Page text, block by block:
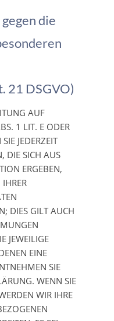
die
21 DSGVO)
AUF
1 LIT. E ODER
JEDERZEIT
DIE SICH AUS
ERGEBEN,
DIES GILT AUCH
JEWEILIGE
EINE
SIE
WENN SIE
WIR IHRE